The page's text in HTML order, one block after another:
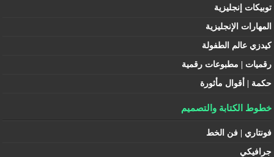
توبيكات إنجليزية
المهارات الإنجليزية
كيدزي عالم الطفولة
رقميات | مطبوعات رقمية
حكمة | أقوال مأثورة
خطوط الكتابة والتصميم
فونتاري | فن الخط
جرافيكي